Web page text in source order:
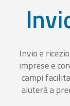
Invio e
imprese e
campi
aiuterà a